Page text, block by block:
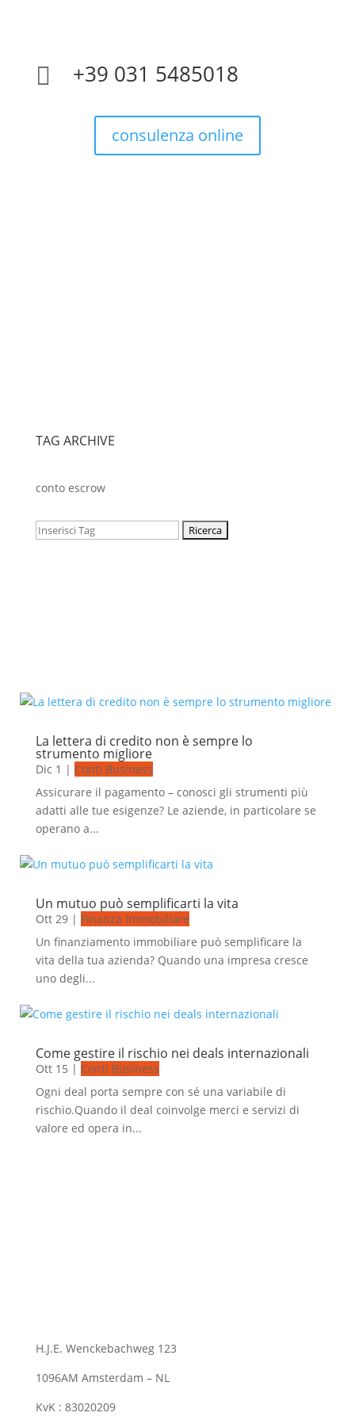
 +39 031 5485018
consulenza online
TAG ARCHIVE
conto escrow
Cerca:
La lettera di credito non è sempre lo
strumento migliore
Dic 1 | Conti Business
Assicurare il pagamento – conosci gli strumenti più
adatti alle tue esigenze? Le aziende, in particolare se
operano a...
Un mutuo può semplificarti la vita
Ott 29| Finanza Immobiliare
Un finanziamento immobiliare può semplificare la
vita della tua azienda? Quando una impresa cresce
uno degli...
Come gestire il rischio nei deals internazionali
Ott 15 | Conti Business
Ogni deal porta sempre con sé una variabile di
rischio.Quando il deal coinvolge merci e servizi di
valore ed opera in...
H.J.E. Wenckebachweg 123
1096AM Amsterdam – NL
KvK : 83020209